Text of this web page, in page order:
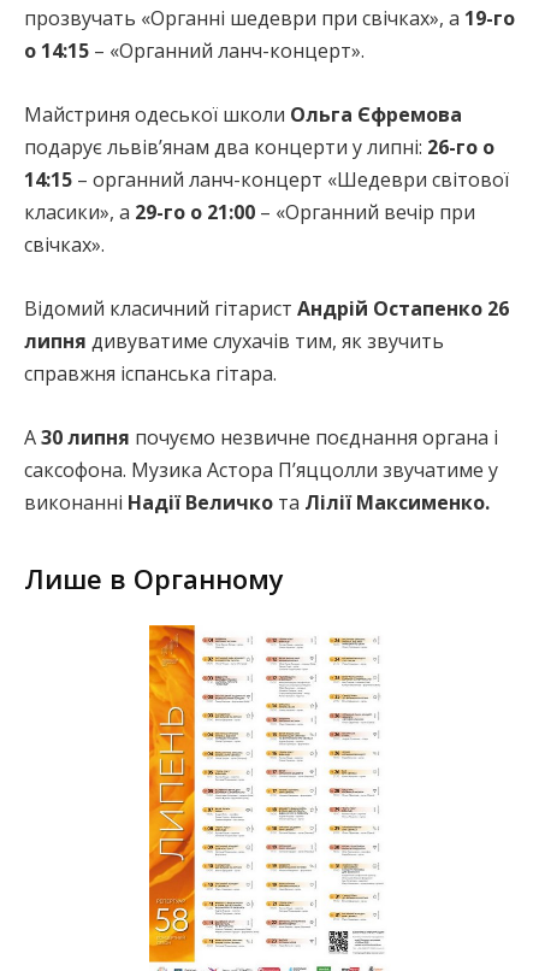
прозвучать «Органні шедеври при свічках», а 19-го
о 14:15 – «Органний ланч-концерт».
Майстриня одеської школи Ольга Єфремова
подарує львів’янам два концерти у липні: 26-го о
14:15 – органний ланч-концерт «Шедеври світової
класики», а 29-го о 21:00 – «Органний вечір при
свічках».
Відомий класичний гітарист Андрій Остапенко 26
липня дивуватиме слухачів тим, як звучить
справжня іспанська гітара.
А30 липня почуємо незвичне поєднання органа і
саксофона. Музика Астора П’яццолли звучатиме у
виконанні Надії Величко та Лілії Максименко.
Лише в Органному